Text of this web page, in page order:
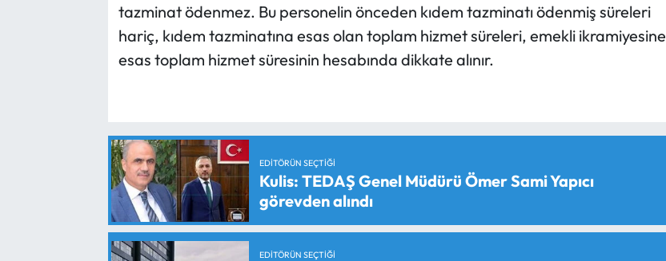
tazminat ödenmez. Bu personelin önceden kıdem tazminatı ödenmiş süreleri
hariç, kıdem tazminatına esas olan toplam hizmet süreleri, emekli ikramiyesine
esas toplam hizmet süresinin hesabında dikkate alınır.
EDITÖRÜN SEÇTIĞI
Kulis: TEDAŞ Genel Müdürü Ömer Sami Yapıcı
görevden alındı
EDITÖRÜN SEÇTIĞI